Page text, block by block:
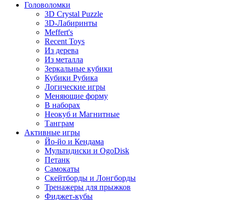
Головоломки
3D Crystal Puzzle
3D-Лабиринты
Meffert's
Recent Toys
Из дерева
Из металла
Зеркальные кубики
Кубики Рубика
Логические игры
Меняющие форму
В наборах
Неокуб и Магнитные
Танграм
Активные игры
Йо-йо и Кендама
Мультидиски и OgoDisk
Петанк
Самокаты
Скейтборды и Лонгборды
Тренажеры для прыжков
Фиджет-кубы